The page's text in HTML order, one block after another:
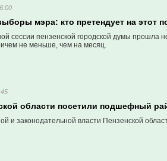
мэра: кто претендует на этот
сессии пензенской городской думы прошла
не меньше, чем на месяц.
области посетили подшефный
и законодательной власти Пензенской